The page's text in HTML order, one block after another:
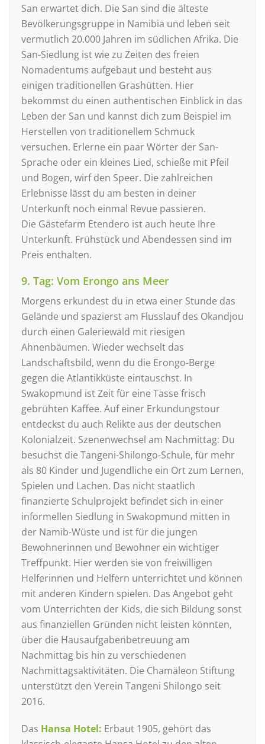
San erwartet dich. Die San sind die älteste
Bevölkerungsgruppe in Namibia und leben seit
vermutlich 20.000 Jahren im südlichen Afrika. Die
San-Siedlung ist wie zu Zeiten des freien
Nomadentums aufgebaut und besteht aus
einigen traditionellen Grashütten. Hier
bekommst du einen authentischen Einblick in das
Leben der San und kannst dich zum Beispiel im
Herstellen von traditionellem Schmuck
versuchen. Erlerne ein paar Wörter der San-
Sprache oder ein kleines Lied, schieße mit Pfeil
und Bogen, wirf den Speer. Die zahlreichen
Erlebnisse lässt du am besten in deiner
Unterkunft noch einmal Revue passieren.
Die Gästefarm Etendero ist auch heute Ihre
Unterkunft. Frühstück und Abendessen sind im
Preis enthalten.
9. Tag: Vom Erongo ans Meer
Morgens erkundest du in etwa einer Stunde das
Gelände und spazierst am Flusslauf des Okandjou
durch einen Galeriewald mit riesigen
Ahnenbäumen. Wieder wechselt das
Landschaftsbild, wenn du die Erongo-Berge
gegen die Atlantikküste eintauschst. In
Swakopmund ist Zeit für eine Tasse frisch
gebrühten Kaffee. Auf einer Erkundungstour
entdeckst du auch Relikte aus der deutschen
Kolonialzeit. Szenenwechsel am Nachmittag: Du
besuchst die Tangeni-Shilongo-Schule, für mehr
als 80 Kinder und Jugendliche ein Ort zum Lernen,
Spielen und Lachen. Das nicht staatlich
finanzierte Schulprojekt befindet sich in einer
informellen Siedlung in Swakopmund mitten in
der Namib-Wüste und ist für die jungen
Bewohnerinnen und Bewohner ein wichtiger
Treffpunkt. Hier werden sie von freiwilligen
Helferinnen und Helfern unterrichtet und können
mit anderen Kindern spielen. Das Angebot geht
vom Unterrichten der Kids, die sich Bildung sonst
aus finanziellen Gründen nicht leisten könnten,
über die Hausaufgabenbetreuung am
Nachmittag bis hin zu verschiedenen
Nachmittagsaktivitäten. Die Chamäleon Stiftung
unterstützt den Verein Tangeni Shilongo seit
2016.
Das Hansa Hotel: Erbaut 1905, gehört das